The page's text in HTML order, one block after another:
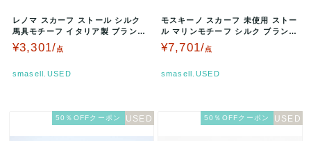
レノマ スカーフ ストール シルク
馬具モチーフ イタリア製 ブランド
小物 レディース ブラック×…
¥3,301/点
smasell.USED
モスキーノ スカーフ 未使用 ストー
ル マリンモチーフ シルク ブランド
小物 レディース ベージュ…
¥7,701/点
smasell.USED
50％OFFクーポン 50％OFFクーポン